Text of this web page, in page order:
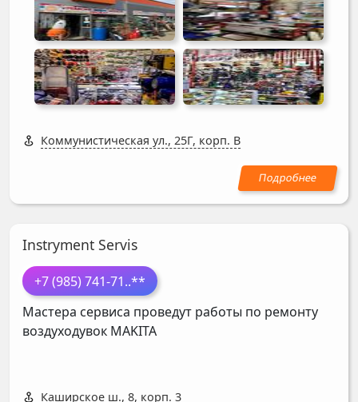
Коммунистическая ул., 25Г, корп. В
Instryment Servis
+7 (985) 741-71..**
Мастера сервиса проведут работы по ремонту
воздуходувок MAKITA
Каширское ш., 8, корп. 3